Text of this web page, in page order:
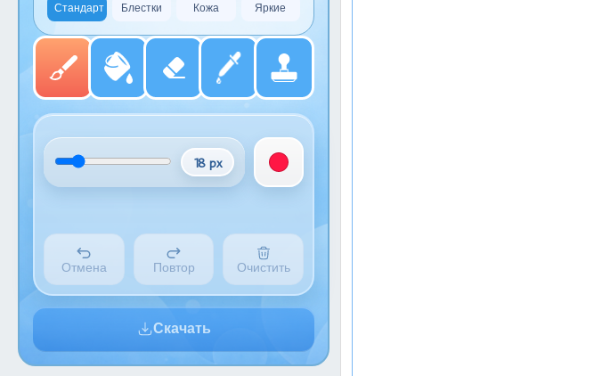
Стандарт Блестки Кожа Яркие
18 px
Отмена Повтор Очистить
Скачать